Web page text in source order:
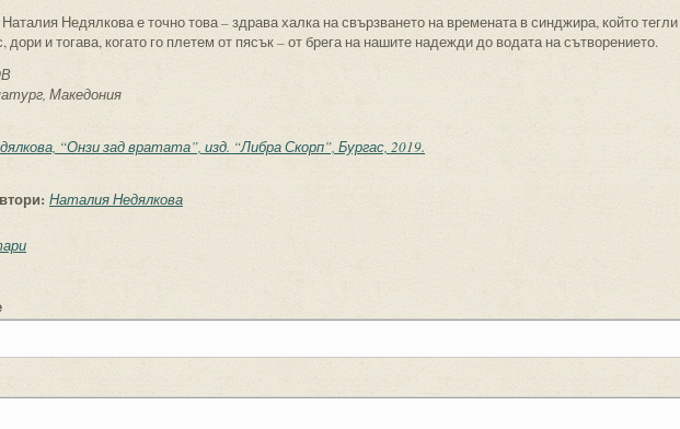
Недялкова е точно това – здрава халка на свързването на времената в синджира, който тегли
дори и тогава, когато го плетем от пясък – от брега на нашите надежди до водата на сътворението.
Македония
“Онзи зад вратата”, изд. “Либра Скорп”, Бургас, 2019.
Наталия Недялкова